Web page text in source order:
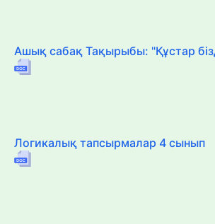
Ашық сабақ Тақырыбы: "Құстар
Логикалық тапсырмалар 4 сынып